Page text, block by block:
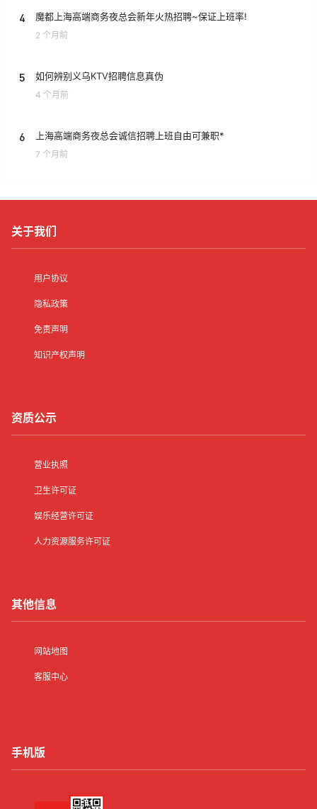
4 魔都上海高端商务夜总会新年火热招聘~保证上班率!
2 个月前
5 如何辨别义乌KTV招聘信息真伪
4 个月前
6 上海高端商务夜总会诚信招聘上班自由可兼职*
7 个月前
关于我们
用户协议
隐私政策
免责声明
知识产权声明
资质公示
营业执照
卫生许可证
娱乐经营许可证
人力资源服务许可证
其他信息
网站地图
客服中心
手机版